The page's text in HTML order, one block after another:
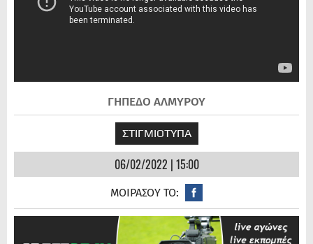
ΓΗΠΕΔΟ ΑΛΜΥΡΟΥ
ΣΤΙΓΜΙΟΤΥΠΑ
06/02/2022 | 15:00
ΜΟΙΡΑΣΟΥ ΤΟ: